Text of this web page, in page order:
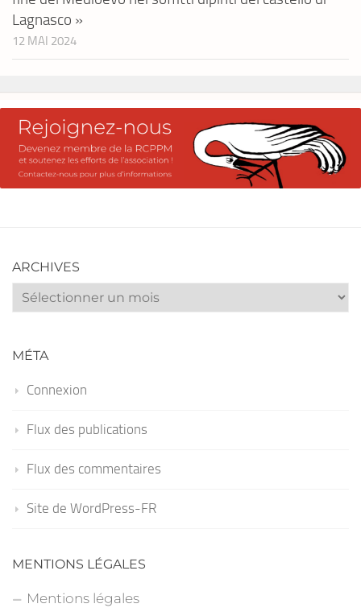
Lagnasco »
12 MAI 2024
ARCHIVES
Archives
MÉTA
Connexion
Flux des publications
Flux des commentaires
Site de WordPress-FR
MENTIONS LÉGALES
Mentions légales